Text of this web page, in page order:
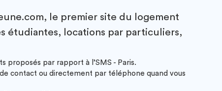
le premier site du logement
étudiantes, locations par particuliers,
proposés par rapport à l’SMS - Paris.
contact ou directement par téléphone quand vous